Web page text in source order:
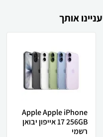
אותך
Apple Apple iPhone
17 256GB אייפון יבואן
רשמי